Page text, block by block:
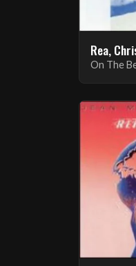
Rea,
On The